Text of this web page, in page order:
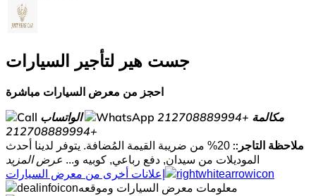
جست هير لتأجير السيارات
احجز من معرض السيارات مباشرة
مكالمة +212708889994
الواتساب
+212708889994
ملاحظة التاجر::
20% من ضريبة القيمة المُضافة. يتوفر لدينا أحدث
الموديلات من سيدان, دفع رباعي, كوبيه و... عرض المزيد
إعلانات أخرى من معرض السيارات
معلومات معرض السيارات وموقعه